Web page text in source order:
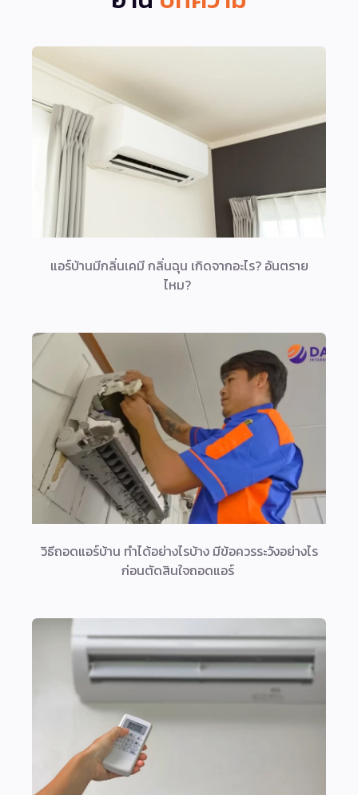
แอร์บ้านมีกลิ่นเคมี กลิ่นฉุน เกิดจากอะไร? อันตราย
ไหม?
วิธีถอดแอร์บ้าน ทำได้อย่างไรบ้าง มีข้อควรระวังอย่างไร
ก่อนตัดสินใจถอดแอร์